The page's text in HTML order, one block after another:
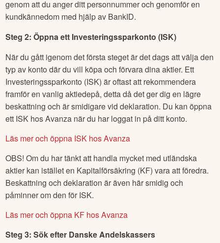
Steg 1: Öppna ett konto hos en nätmäklare
genom att du anger ditt personnummer och genomför en
kundkännedom med hjälp av BankID.
Steg 2: Öppna ett Investeringssparkonto (ISK)
När du gått igenom det första steget är det dags att välja den
typ av konto där du vill köpa och förvara dina aktier. Ett
Investeringssparkonto (ISK) är oftast att rekommendera
beskattning och är smidigare vid deklaration. Du kan öppna
ett ISK hos Avanza när du har loggat in på ditt konto.
Läs mer och öppna ISK hos Avanza
OBS! Om du har tänkt att handla mycket med utländska
Beskattning och deklaration är även här smidig och
påminner om den för ISK.